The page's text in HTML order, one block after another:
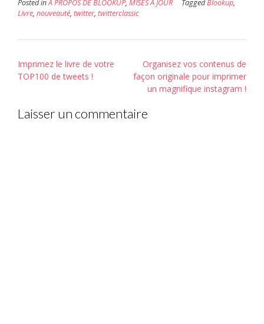
Posted inA PROPOS DE BLOOKUP, MISES À JOUR TaggedBlookup,
Livre, nouveauté, twitter, twitterclassic
Post
navigation
Imprimez le livre de votre
TOP100 de tweets !
Organisez vos contenus de
façon originale pour imprimer
un magnifique instagram !
Laisser un commentaire